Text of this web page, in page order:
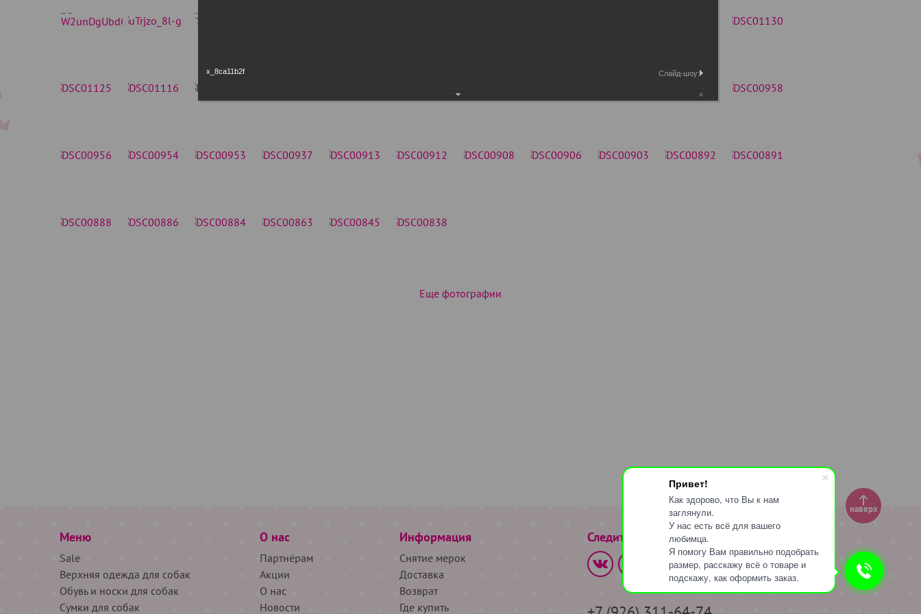
Привет!
Как здорово, что Вы к нам
заглянули.
У нас есть всё для вашего
любимца.
Я помогу Вам правильно подобрать
размер, расскажу всё о товаре и
подскажу, как оформить заказ.
Еще фотографии
Меню
Sale
Верхняя одежда для собак
Обувь и носки для собак
Сумки для собак
О нас
Партнёрам
Акции
О нас
Новости
Информация
Снятие мерок
Доставка
Возврат
Где купить
Следите за нами
наверх
x_8ca11b2f Слайд-шоу: